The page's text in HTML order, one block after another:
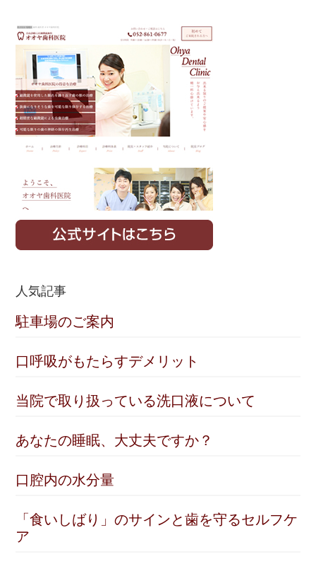
Primary
Sidebar
人気記事
駐車場のご案内
口呼吸がもたらすデメリット
当院で取り扱っている洗口液について
あなたの睡眠、大丈夫ですか？
口腔内の水分量
「食いしばり」のサインと歯を守るセルフケ
ア